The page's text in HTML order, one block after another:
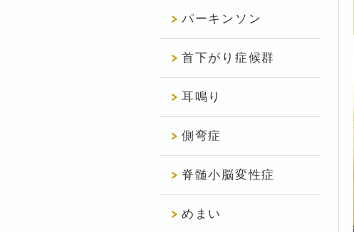
パーキンソン
首下がり症候群
耳鳴り
側弯症
脊髄小脳変性症
めまい